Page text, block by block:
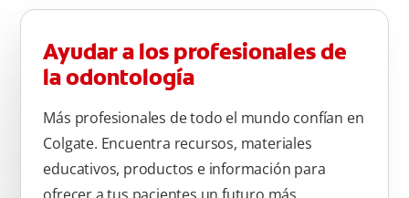
Ayudar a los profesionales de
la odontología
Más profesionales de todo el mundo confían en
Colgate. Encuentra recursos, materiales
educativos, productos e información para